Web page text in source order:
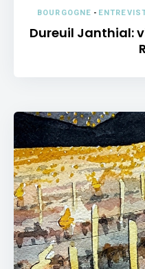
BOURGOGNE -
Dureuil Janthial: